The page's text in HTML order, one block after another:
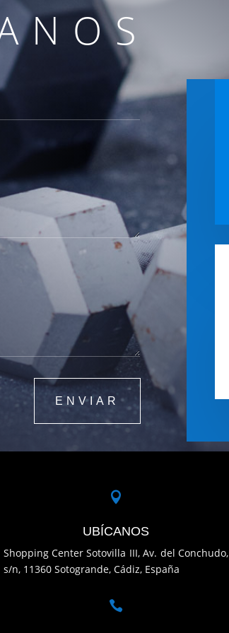
ENVIAR

UBÍCANOS
Shopping Center Sotovilla III, Av. del Conchudo,
s/n, 11360 Sotogrande, Cádiz, España
